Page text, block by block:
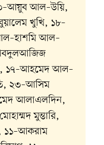
আল–উয়ি,
খুখি, ১৮–
আল–
১৭–আহমেদ আল–
২৩–আসিম
আলাএলদিন,
মুন্তারি,
১১–আকরাম